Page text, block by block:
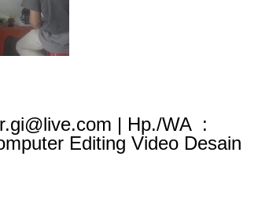
| Hp./WA :
Editing Video Desain